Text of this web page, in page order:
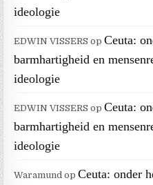
ideologie
EDWIN VISSERS opCeuta:
barmhartigheid en
ideologie
EDWIN VISSERS opCeuta:
barmhartigheid en
ideologie
Waramund opCeuta: onder